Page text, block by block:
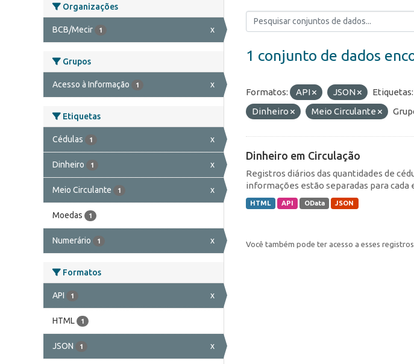
Organizações
BCB/Mecir 1 x
Grupos
Acesso à Informação 1 x
Etiquetas
Cédulas 1 x
Dinheiro 1 x
Meio Circulante 1 x
Moedas 1
Numerário 1 x
Formatos
API 1 x
HTML 1
JSON 1 x
1 conjunto de dados
Formatos: API JSON Etiquetas:
Dinheiro
Meio Circulante
Dinheiro em Circulação
Registros diários das quantidades de
informações estão separadas para cada
HTML API OData JSON
Você também pode ter acesso a esses